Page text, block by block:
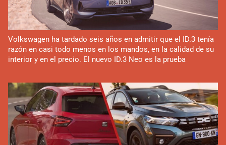
Volkswagen ha tardado seis años en admitir que el ID.3 tenía
razón en casi todo menos en los mandos, en la calidad de su
interior y en el precio. El nuevo ID.3 Neo es la prueba